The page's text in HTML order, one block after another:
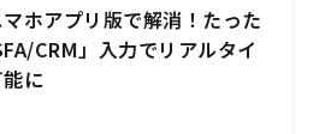
ホアプリ版で解消！たった
CRM」入力でリアルタイ
に